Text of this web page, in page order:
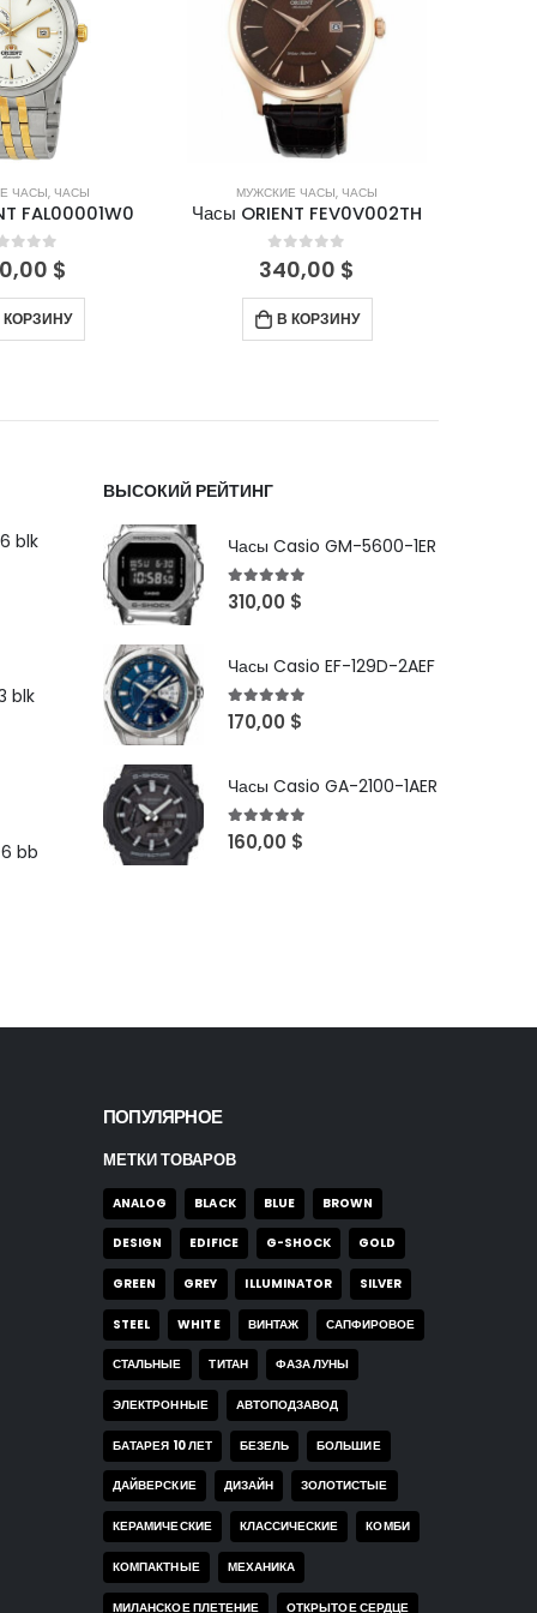
ЧАСЫ, ЧАСЫ
FAL00001W0
of 5
$
МУЖСКИЕ ЧАСЫ, ЧАСЫ
Часы ORIENT FEV0V002TH
0 out of 5
340,00 $
В КОРЗИНУ
blk
blk
bb
ВЫСОКИЙ РЕЙТИНГ
Часы Casio GM-5600-1ER
5out of 5
310,00 $
Часы Casio EF-129D-2AEF
5out of 5
170,00 $
Часы Casio GA-2100-1AER
5out of 5
160,00 $
ПОПУЛЯРНОЕ
МЕТКИ ТОВАРОВ
ANALOG BLACK BLUE BROWN
DESIGN EDIFICE G-SHOCK GOLD
GREEN GREY ILLUMINATOR SILVER
STEEL WHITE ВИНТАЖ САПФИРОВОЕ
СТАЛЬНЫЕ ТИТАН ФАЗА ЛУНЫ
ЭЛЕКТРОННЫЕ АВТОПОДЗАВОД
БАТАРЕЯ 10 ЛЕТ БЕЗЕЛЬ БОЛЬШИЕ
ДАЙВЕРСКИЕ ДИЗАЙН ЗОЛОТИСТЫЕ
КЕРАМИЧЕСКИЕ КЛАССИЧЕСКИЕ КОМБИ
КОМПАКТНЫЕ МЕХАНИКА
МИЛАНСКОЕ ПЛЕТЕНИЕ ОТКРЫТОЕ СЕРДЦЕ